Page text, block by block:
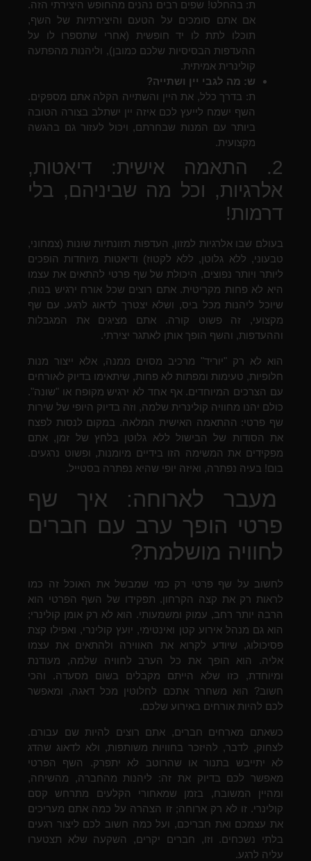
ת: בהחלט! שפים רבים נהנים מהחופש היצירתי הזה.
אם אתם סומכים על הטעם והיצירתיות של השף,
תוכלו לתת לו יד חופשית (אחרי שתספרו לו על
ההעדפות הבסיסיות שלכם כמובן), וליהנות מהפתעה
קולינרית אמיתית.
ש: מה לגבי יין ושתייה?
ת: בדרך כלל, את היין והשתייה הקלה אתם מספקים.
השף ישמח לייעץ לכם איזה יין ישתלב בצורה הטובה
ביותר עם המנות שבחרתם, ויכול לעזור גם בהגשה
מקצועית.
2. התאמה אישית: דיאטות,
אלרגיות, וכל מה שביניהם, בלי
דרמות!
בעולם שבו אלרגיות למזון, העדפות תזונתיות שונות (צמחוני,
טבעוני, ללא גלוטן, ללא לקטוז) ודיאטות מיוחדות הופכים
ליותר ויותר נפוצים, היכולת של שף פרטי להתאים את עצמו
היא לא פחות מקריטית. אתם רוצים שכל אורח ירגיש בנוח,
שיוכל ליהנות מכל ביס, ושלא יצטרך לדאוג לרגע. עם שף
מקצועי, זה פשוט קורה. אתם מציגים את המגבלות
וההעדפות, והשף הופך אותן לאתגר יצירתי.
הוא לא רק "יוריד" מרכיב מסוים ממנה, אלא ייצור מנות
חלופיות, טעימות ומפתות לא פחות, שיתאימו בדיוק לאורחים
עם הצרכים המיוחדים. אף אחד לא ירגיש מקופח או "שונה".
כולם יהנו מחוויה קולינרית שלמה, וזה בדיוק היופי של שירות
שף פרטי: ההתאמה האישית המלאה. במקום לנסות לפצח
את הסודות של הבישול ללא גלוטן בלחץ של זמן, אתם
מפקידים את המשימה הזו בידיים מיומנות, ופשוט נרגעים.
בום! בעיה נפתרה, ואיזה יופי שהיא נפתרה בסטייל.
מעבר לארוחה: איך שף
פרטי הופך ערב עם חברים
לחוויה מושלמת?
לחשוב על שף פרטי רק כמי שמבשל את האוכל זה כמו
לראות רק את קצה הקרחון. תפקידו של השף הפרטי הוא
הרבה יותר רחב, עמוק ומשמעותי. הוא לא רק אומן קולינרי;
הוא גם מנהל אירוע קטן ואינטימי, יועץ קולינרי, ואפילו קצת
פסיכולוג, שיודע לקרוא את האווירה ולהתאים את עצמו
אליה. הוא הופך את כל הערב לחוויה שלמה, מעודנת
ומיוחדת, כזו שלא הייתם מקבלים בשום מסעדה. והכי
חשוב? הוא משחרר אתכם לחלוטין מכל דאגה, ומאפשר
לכם להיות אורחים באירוע שלכם.
כשאתם מארחים חברים, אתם רוצים להיות שם עבורם.
לצחוק, לדבר, להיזכר בחוויות משותפות, ולא לדאוג שהדג
לא יתייבש בתנור או שהרוטב לא יתפרק. השף הפרטי
מאפשר לכם בדיוק את זה: ליהנות מהחברה, מהשיחה,
ומהיין המשובח, בזמן שמאחורי הקלעים מתרחש קסם
קולינרי. זו לא רק ארוחה; זו הצהרה על כמה אתם מעריכים
את עצמכם ואת חבריכם, ועל כמה חשוב לכם ליצור רגעים
בלתי נשכחים. וזו, חברים יקרים, השקעה שלא תצטערו
עליה לרגע.